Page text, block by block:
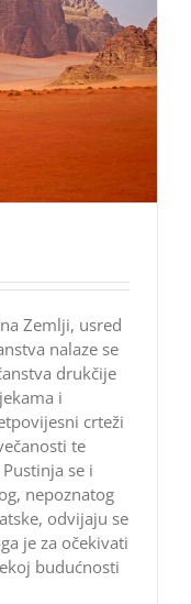
Zemlji, usred
nalaze se
drukčije
i
crteži
te
se i
nepoznatog
odvijaju se
je za očekivati
budućnosti